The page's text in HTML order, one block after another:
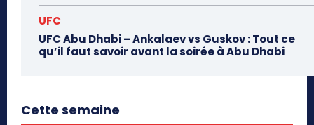
UFC
UFC Abu Dhabi – Ankalaev vs Guskov : Tout ce
qu’il faut savoir avant la soirée à Abu Dhabi
Cette semaine